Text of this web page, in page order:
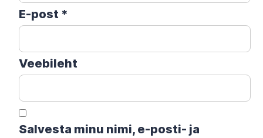
E-post *
Veebileht
Salvesta minu nimi, e-posti- ja